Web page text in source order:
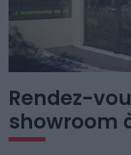
Rendez-
showroom